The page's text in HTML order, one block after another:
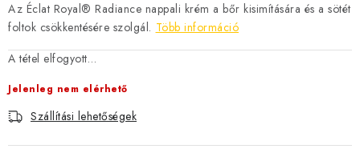
IRODALOM - KÖNYVEK
JELENLEGI KEDVEZMÉNYEK
HÍREK
Az Éclat Royal® Radiance nappali krém a bőr kisimítására és a sötét
foltok csökkentésére szolgál. Több információ
A tétel elfogyott…
Jelenleg nem elérhető
Szállítási lehetőségek